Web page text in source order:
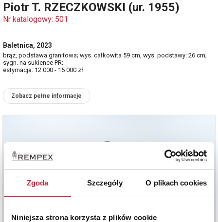
Zgoda Szczegóły O plikach cookies
Niniejsza strona korzysta z plików cookie
Piotr T. RZECZKOWSKI (ur. 1955)
Nr katalogowy: 501
Baletnica, 2023
brąz, podstawa granitowa; wys. całkowita 59 cm, wys. podstawy: 26 cm;
sygn. na sukience PR;
estymacja: 12 000 - 15 000 zł
Zobacz pełne informacje